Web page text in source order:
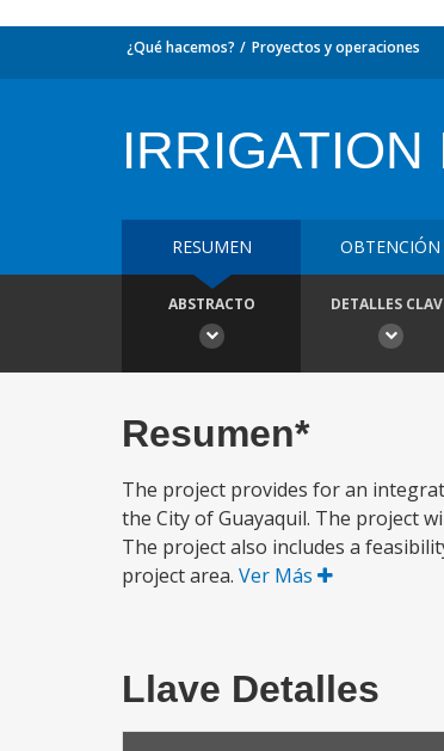
¿Qué hacemos? Proyectos y operaciones
IRRIGATION
RESUMEN OBTENCIÓN
ABSTRACTO DETALLES
Resumen*
The project provides for an
the City of Guayaquil. The project
The project also includes a
project area. Ver Más
Llave Detalles